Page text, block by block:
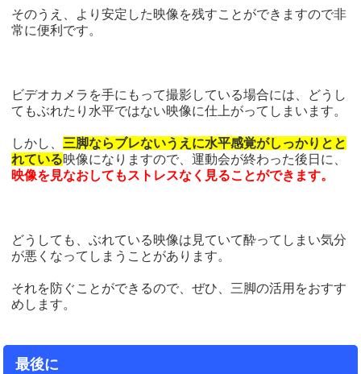
そのうえ、より安定した映像を残すことができますので非
常に便利です。
ビデオカメラを手にもって撮影している場合には、どうし
てもぶれたり水平ではない映像に仕上がってしまいます。
しかし、 三脚ならブレないうえに水平感覚がしっかりとと
れている映像になりますので、運動会が終わった後日に、
映像を見なおしてもストレスなく見ることができます。
どうしても、ぶれている映像は見ていて酔ってしまい気分
が悪くなってしまうことがあります。
それを防ぐことができるので、ぜひ、三脚の活用をおすす
めします。
最後に